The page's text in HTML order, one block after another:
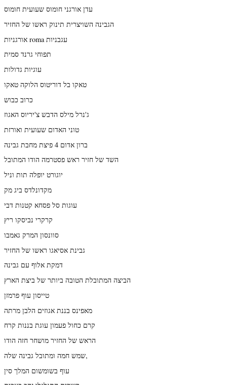
עדן אורגני חומוס שעועית חומוס
הגבינה השויצרית תינוק ראשו של החזיר
אורגניות roma עגבניות
תפוחי גרנד סמית
עוגיות גדולות
טאקו בל דוריטוס הלוקה טאקו
כרוב כבוש
ג'נרל מילס הדבש צ'יריוס האגוז
טוני האדום שעועית ואורזת
ברון אדום 4 פיצת מחבת גבינה
השד של חזיר ראש פסטרמה הודו המתובל
יוגורט יופלה תות וניל
מקדונלדס ביג מק
עוגות סל פסחא קטנות דבי
קרקרי נביסקו ריץ
סוונסון המרק גאמבו
גבינת אסיאגו ראשו של החזיר
דמקת אלוף עם גבינה
הביצה המתובלת הטובה ביותר של ביצת הארץ
טייסון עוף פרמזן
מאפינס בננת אגוזים הלבן מרתה
קרם כחול פעמון עוגת בננות קרח
הראש של החזיר מושחר חזה הודו
שמש חמה ומתובל גבינה שלה,
עוף בשומשום המלך סין